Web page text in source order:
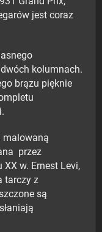
jest coraz
kolumnach.
brązu pięknie
malowaną
przez
w. Ernest Levi,
tarczy z
są